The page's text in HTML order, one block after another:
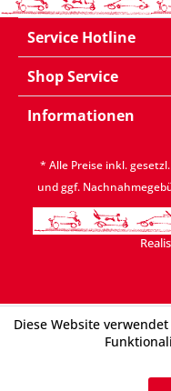
Service Hotline
Shop Service
Informationen
* Alle Preise inkl.
und ggf.
Diese Website